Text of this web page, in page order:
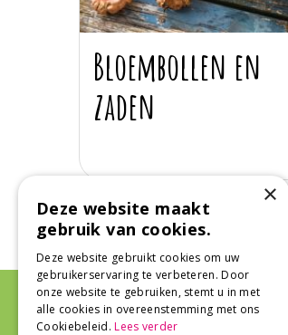
Bloembollen en
zaden
×
Deze website maakt
gebruik van cookies.
Deze website gebruikt cookies om uw
gebruikerservaring te verbeteren. Door
onze website te gebruiken, stemt u in met
alle cookies in overeenstemming met ons
Cookiebeleid.Lees verder